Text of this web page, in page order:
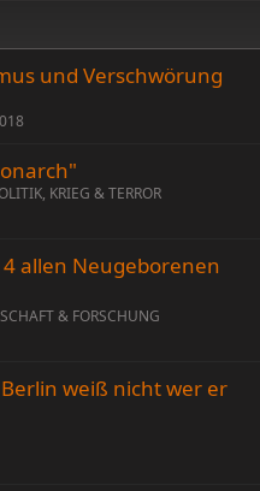
und Verschwörung
KRIEG & TERROR
allen Neugeborenen
& FORSCHUNG
weiß nicht wer er